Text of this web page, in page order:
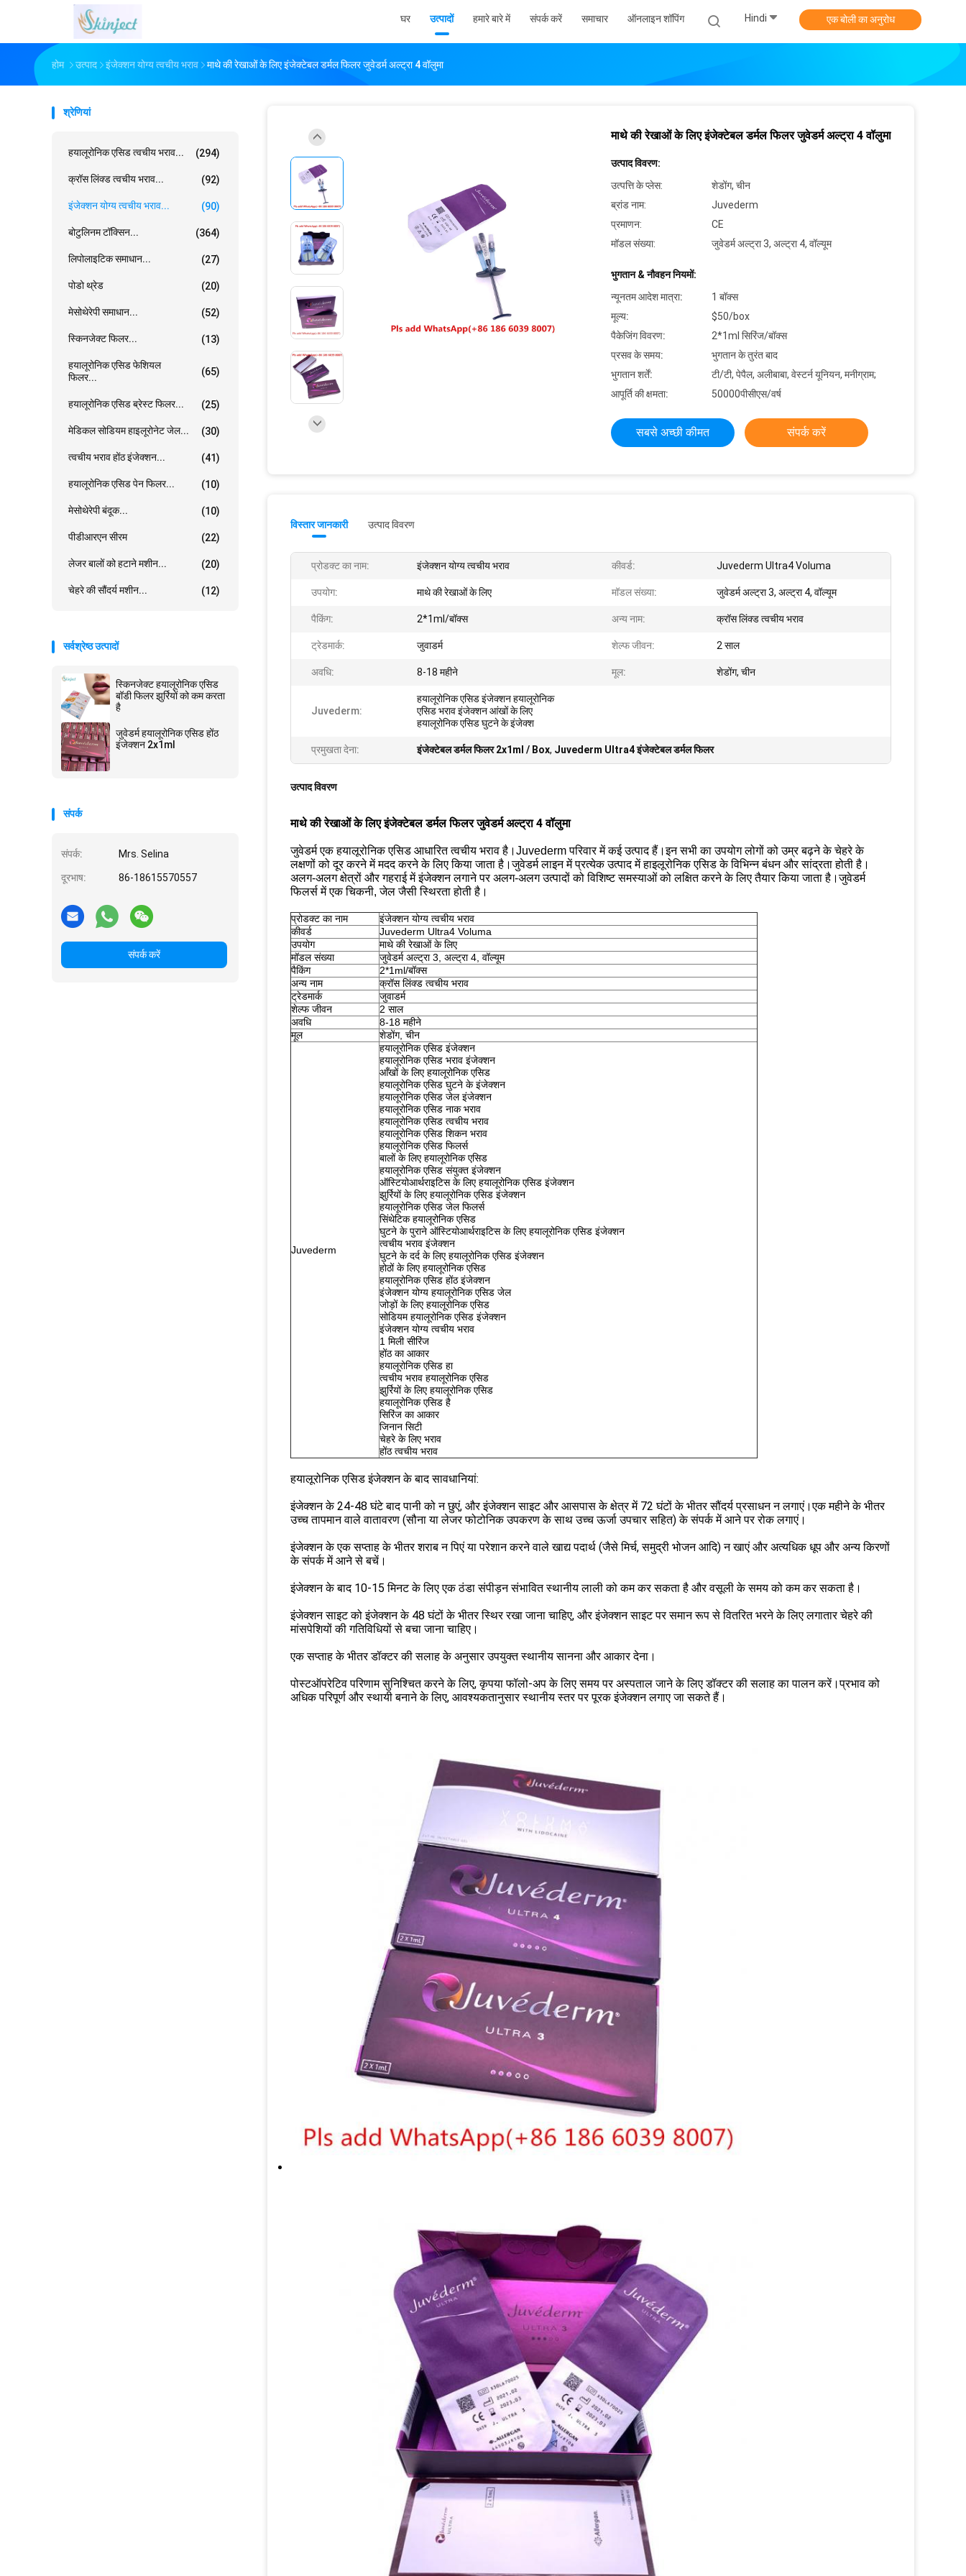
घर उत्पादों हमारे बारे में संपर्क करें समाचार ऑनलाइन शॉपिंग Hindi एक बोली का अनुरोध
होम उत्पाद इंजेक्शन योग्य त्वचीय भराव माथे की रेखाओं के लिए इंजेक्टेबल डर्मल फिलर जुवेडर्म अल्ट्रा 4 वॉलुमा
श्रेणियां
हयालूरोनिक एसिड त्वचीय भराव... (294)
क्रॉस लिंक्ड त्वचीय भराव... (92)
इंजेक्शन योग्य त्वचीय भराव... (90)
बोटुलिनम टॉक्सिन... (364)
लिपोलाइटिक समाधान... (27)
पोडो थ्रेड (20)
मेसोथेरेपी समाधान... (52)
स्किनजेक्ट फिलर... (13)
हयालूरोनिक एसिड फेशियल
फिलर...
(65)
हयालूरोनिक एसिड ब्रेस्ट फिलर... (25)
मेडिकल सोडियम हाइलूरोनेट जेल... (30)
त्वचीय भराव होंठ इंजेक्शन... (41)
हयालूरोनिक एसिड पेन फिलर... (10)
मेसोथेरेपी बंदूक... (10)
पीडीआरएन सीरम (22)
लेजर बालों को हटाने मशीन... (20)
चेहरे की सौंदर्य मशीन... (12)
सर्वश्रेष्ठ उत्पादों
स्किनजेक्ट हयालूरोनिक एसिड
बॉडी फिलर झुर्रियों को कम करता
है
जुवेडर्म हयालूरोनिक एसिड होंठ
इंजेक्शन 2x1ml
संपर्क
संपर्क: Mrs. Selina
दूरभाष: 86-18615570557
संपर्क करें
माथे की रेखाओं के लिए इंजेक्टेबल डर्मल फिलर जुवेडर्म अल्ट्रा 4 वॉलुमा
उत्पाद विवरण:
उत्पत्ति के प्लेस:
शेडोंग, चीन
ब्रांड नाम:
Juvederm
प्रमाणन:
CE
मॉडल संख्या:
जुवेडर्म अल्ट्रा 3, अल्ट्रा 4, वॉल्यूम
भुगतान & नौवहन नियमों:
न्यूनतम आदेश मात्रा:
1 बॉक्स
मूल्य:
$50/box
पैकेजिंग विवरण:
2*1ml सिरिंज/बॉक्स
प्रसव के समय:
भुगतान के तुरंत बाद
भुगतान शर्तें:
टी/टी, पेपैल, अलीबाबा, वेस्टर्न यूनियन, मनीग्राम;
आपूर्ति की क्षमता:
50000पीसीएस/वर्ष
सबसे अच्छी कीमत संपर्क करें
विस्तार जानकारी उत्पाद विवरण
प्रोडक्ट का नाम: इंजेक्शन योग्य त्वचीय भराव कीवर्ड: Juvederm Ultra4 Voluma
उपयोग: माथे की रेखाओं के लिए मॉडल संख्या: जुवेडर्म अल्ट्रा 3, अल्ट्रा 4, वॉल्यूम
पैकिंग: 2*1ml/बॉक्स अन्य नाम: क्रॉस लिंक्ड त्वचीय भराव
ट्रेडमार्क: जुवाडर्म शेल्फ जीवन: 2 साल
अवधि: 8-18 महीने मूल: शेडोंग, चीन
Juvederm:
हयालूरोनिक एसिड इंजेक्शन हयालूरोनिक
एसिड भराव इंजेक्शन आंखों के लिए
हयालूरोनिक एसिड घुटने के इंजेक्श
प्रमुखता देना: इंजेक्टेबल डर्मल फिलर 2x1ml / Box, Juvederm Ultra4 इंजेक्टेबल डर्मल फिलर
उत्पाद विवरण
माथे की रेखाओं के लिए इंजेक्टेबल डर्मल फिलर जुवेडर्म अल्ट्रा 4 वॉलुमा
जुवेडर्म एक हयालूरोनिक एसिड आधारित त्वचीय भराव है।Juvederm परिवार में कई उत्पाद हैं।इन सभी का उपयोग लोगों को उम्र बढ़ने के चेहरे के
लक्षणों को दूर करने में मदद करने के लिए किया जाता है।जुवेडर्म लाइन में प्रत्येक उत्पाद में हाइलूरोनिक एसिड के विभिन्न बंधन और सांद्रता होती है।
अलग-अलग क्षेत्रों और गहराई में इंजेक्शन लगाने पर अलग-अलग उत्पादों को विशिष्ट समस्याओं को लक्षित करने के लिए तैयार किया जाता है।जुवेडर्म
फिलर्स में एक चिकनी, जेल जैसी स्थिरता होती है।
प्रोडक्ट का नाम
इंजेक्शन योग्य त्वचीय भराव
कीवर्ड
Juvederm Ultra4 Voluma
उपयोग
माथे की रेखाओं के लिए
मॉडल संख्या
जुवेडर्म अल्ट्रा 3, अल्ट्रा 4, वॉल्यूम
पैकिंग
2*1ml/बॉक्स
अन्य नाम
क्रॉस लिंक्ड त्वचीय भराव
ट्रेडमार्क
जुवाडर्म
शेल्फ जीवन
2 साल
अवधि
8-18 महीने
मूल
शेडोंग, चीन
Juvederm
हयालूरोनिक एसिड इंजेक्शन
हयालूरोनिक एसिड भराव इंजेक्शन
आँखों के लिए हयालूरोनिक एसिड
हयालूरोनिक एसिड घुटने के इंजेक्शन
हयालूरोनिक एसिड जेल इंजेक्शन
हयालूरोनिक एसिड नाक भराव
हयालूरोनिक एसिड त्वचीय भराव
हयालूरोनिक एसिड शिकन भराव
हयालूरोनिक एसिड फिलर्स
बालों के लिए हयालूरोनिक एसिड
हयालूरोनिक एसिड संयुक्त इंजेक्शन
ऑस्टियोआर्थराइटिस के लिए हयालूरोनिक एसिड इंजेक्शन
झुर्रियों के लिए हयालूरोनिक एसिड इंजेक्शन
हयालूरोनिक एसिड जेल फिलर्स
सिंथेटिक हयालूरोनिक एसिड
घुटने के पुराने ऑस्टियोआर्थराइटिस के लिए हयालूरोनिक एसिड इंजेक्शन
त्वचीय भराव इंजेक्शन
घुटने के दर्द के लिए हयालूरोनिक एसिड इंजेक्शन
होठों के लिए हयालूरोनिक एसिड
हयालूरोनिक एसिड होंठ इंजेक्शन
इंजेक्शन योग्य हयालूरोनिक एसिड जेल
जोड़ों के लिए हयालूरोनिक एसिड
सोडियम हयालूरोनिक एसिड इंजेक्शन
इंजेक्शन योग्य त्वचीय भराव
1 मिली सीरिंज
होंठ का आकार
हयालूरोनिक एसिड हा
त्वचीय भराव हयालूरोनिक एसिड
झुर्रियों के लिए हयालूरोनिक एसिड
हयालूरोनिक एसिड है
सिरिंज का आकार
जिनान सिटी
चेहरे के लिए भराव
होंठ त्वचीय भराव
हयालूरोनिक एसिड इंजेक्शन के बाद सावधानियां:
इंजेक्शन के 24-48 घंटे बाद पानी को न छुएं, और इंजेक्शन साइट और आसपास के क्षेत्र में 72 घंटों के भीतर सौंदर्य प्रसाधन न लगाएं।एक महीने के भीतर
उच्च तापमान वाले वातावरण (सौना या लेजर फोटोनिक उपकरण के साथ उच्च ऊर्जा उपचार सहित) के संपर्क में आने पर रोक लगाएं।
इंजेक्शन के एक सप्ताह के भीतर शराब न पिएं या परेशान करने वाले खाद्य पदार्थ (जैसे मिर्च, समुद्री भोजन आदि) न खाएं और अत्यधिक धूप और अन्य किरणों
के संपर्क में आने से बचें।
इंजेक्शन के बाद 10-15 मिनट के लिए एक ठंडा संपीड़न संभावित स्थानीय लाली को कम कर सकता है और वसूली के समय को कम कर सकता है।
इंजेक्शन साइट को इंजेक्शन के 48 घंटों के भीतर स्थिर रखा जाना चाहिए, और इंजेक्शन साइट पर समान रूप से वितरित भरने के लिए लगातार चेहरे की
मांसपेशियों की गतिविधियों से बचा जाना चाहिए।
एक सप्ताह के भीतर डॉक्टर की सलाह के अनुसार उपयुक्त स्थानीय सानना और आकार देना।
पोस्टऑपरेटिव परिणाम सुनिश्चित करने के लिए, कृपया फॉलो-अप के लिए समय पर अस्पताल जाने के लिए डॉक्टर की सलाह का पालन करें।प्रभाव को
अधिक परिपूर्ण और स्थायी बनाने के लिए, आवश्यकतानुसार स्थानीय स्तर पर पूरक इंजेक्शन लगाए जा सकते हैं।